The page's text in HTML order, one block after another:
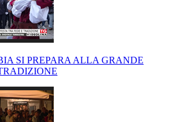
SI PREPARA ALLA GRANDE